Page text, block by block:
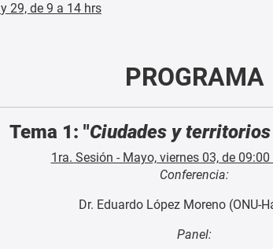
y 29, de 9 a 14 hrs
PROGRAMA
Tema 1: "Ciudades y
1ra. Sesión - Mayo, viernes 03, de
Conferencia:
Dr. Eduardo López Moreno (ONU-
Panel: